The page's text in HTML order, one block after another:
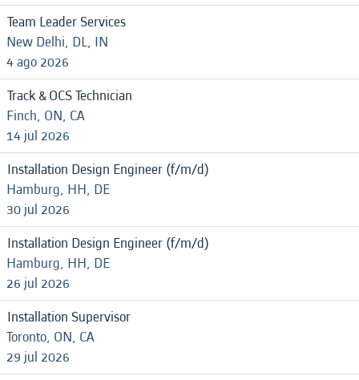
Team Leader Services
New Delhi, DL, IN
4 ago 2026
Track & OCS Technician
Finch, ON, CA
14 jul 2026
Installation Design Engineer (f/m/d)
Hamburg, HH, DE
30 jul 2026
Installation Design Engineer (f/m/d)
Hamburg, HH, DE
26 jul 2026
Installation Supervisor
Toronto, ON, CA
29 jul 2026